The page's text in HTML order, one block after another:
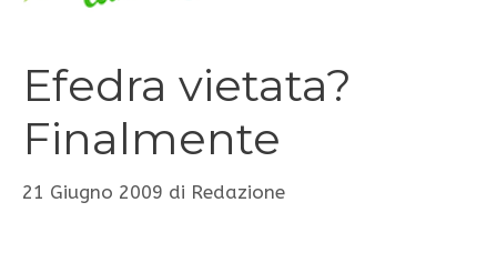
Efedra vietata?
Finalmente
21 Giugno 2009 di Redazione